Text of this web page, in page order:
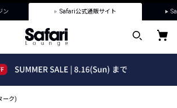
ン Safari公式通販サイト
ーク)